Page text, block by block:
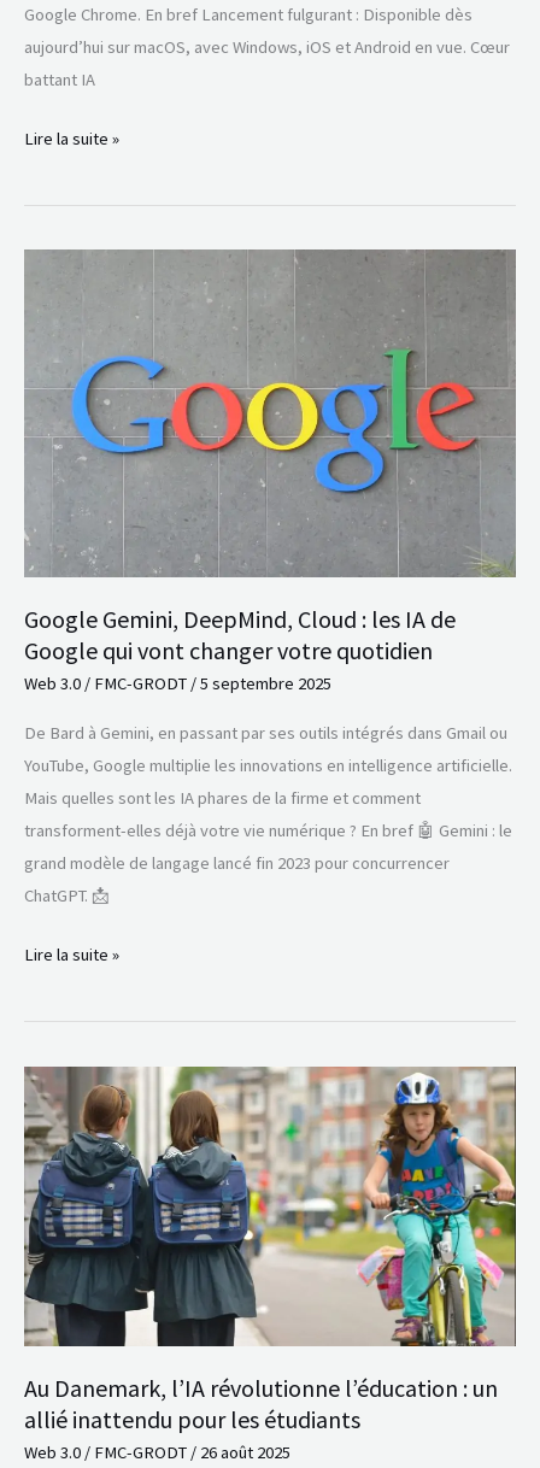
Google Chrome. En bref Lancement fulgurant : Disponible dès
aujourd’hui sur macOS, avec Windows, iOS et Android en vue. Cœur
battant IA
Lire la suite »
Google Gemini, DeepMind, Cloud : les IA de
Google qui vont changer votre quotidien
Web 3.0 / FMC-GRODT /5 septembre 2025
De Bard à Gemini, en passant par ses outils intégrés dans Gmail ou
YouTube, Google multiplie les innovations en intelligence artificielle.
Mais quelles sont les IA phares de la firme et comment
transforment-elles déjà votre vie numérique ? En bref 🤖 Gemini : le
grand modèle de langage lancé fin 2023 pour concurrencer
ChatGPT. 📩
Cloud
:
les
Google
changer
votre
quotidien
Lire la suite »
Au Danemark, l’IA révolutionne l’éducation : un
allié inattendu pour les étudiants
Web 3.0 / FMC-GRODT / 26 août 2025
Au
Danemark,
l’IA
révolutionne
l’éducation
:
un
allié
inattendu
les